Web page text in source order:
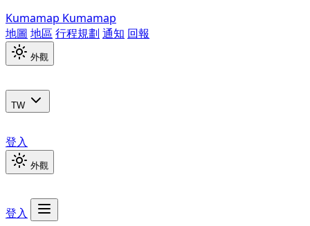
Kumamap Kumamap
地圖 地區 行程規劃 通知 回報
外觀
TW
登入
外觀
登入